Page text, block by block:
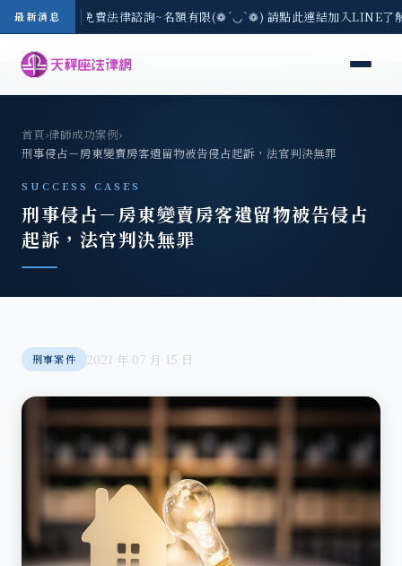
最新消息
8/3(一) 現場免費法律諮詢~名額有限(❁´◡`❁) 請點此連結加入LINE了
首頁›律師成功案例›
刑事侵占－房東變賣房客遺留物被告侵占起訴，法官判決無罪
SUCCESS CASES
刑事侵占－房東變賣房客遺留物被告侵占
起訴，法官判決無罪
刑事案件 2021 年 07 月 15 日